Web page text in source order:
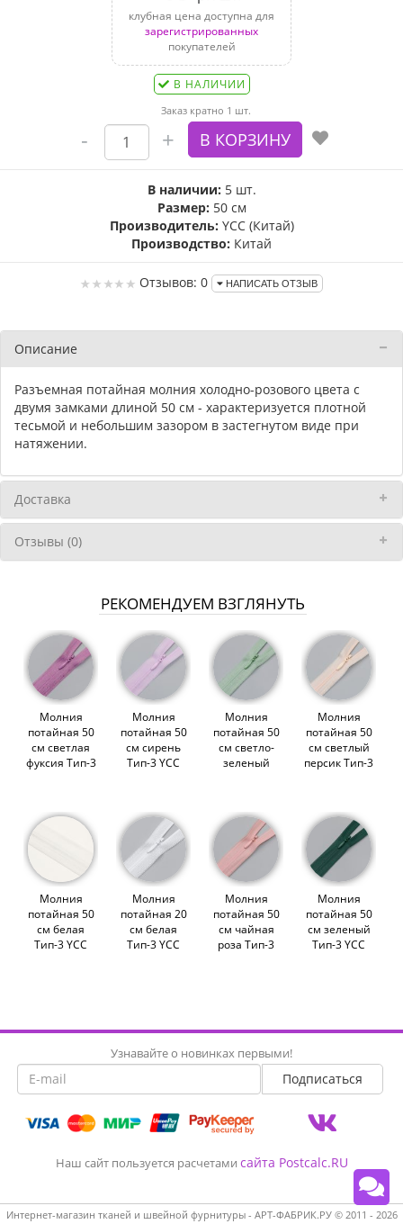
клубная цена доступна для
зарегистрированных
покупателей
В НАЛИЧИИ
Заказ кратно 1 шт.
В наличии: 5 шт.
Размер: 50 см
Производитель: YCC (Китай)
Производство: Китай
Отзывов: 0 НАПИСАТЬ ОТЗЫВ
Описание
Разъемная потайная молния холодно-розового цвета с
двумя замками длиной 50 см - характеризуется плотной
тесьмой и небольшим зазором в застегнутом виде при
натяжении.
Доставка
Отзывы (0)
РЕКОМЕНДУЕМ ВЗГЛЯНУТЬ
Молния
потайная 50
см светлая
фуксия Тип-3
Молния
потайная 50
см сирень
Тип-3 YCC
Молния
потайная 50
см светло-
зеленый
Молния
потайная 50
см светлый
персик Тип-3
Молния
потайная 50
см белая
Тип-3 YCC
Молния
потайная 20
см белая
Тип-3 YCC
Молния
потайная 50
см чайная
роза Тип-3
Молния
потайная 50
см зеленый
Тип-3 YCC
Узнавайте о новинках первыми!
Наш сайт пользуется расчетами сайта Postcalc.RU
Интернет-магазин тканей и швейной фурнитуры - АРТ-ФАБРИК.РУ © 2011 - 2026